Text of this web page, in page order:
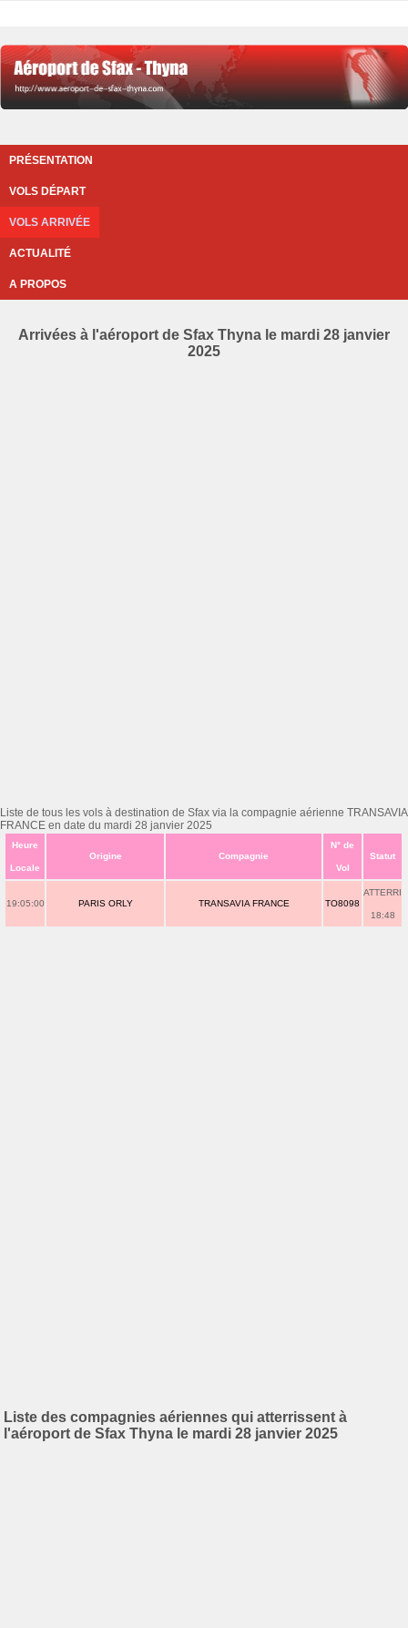
PRÉSENTATION
VOLS DÉPART
VOLS ARRIVÉE
ACTUALITÉ
A PROPOS
Arrivées à l'aéroport de Sfax Thyna le mardi 28 janvier
2025
Liste de tous les vols à destination de Sfax via la compagnie aérienne TRANSAVIA
FRANCE en date du mardi 28 janvier 2025
Heure
Locale
Origine Compagnie
N° de
Vol
Statut
19:05:00 PARIS ORLY TRANSAVIA FRANCE TO8098
ATTERRI
18:48
Liste des compagnies aériennes qui atterrissent à
l'aéroport de Sfax Thyna le mardi 28 janvier 2025